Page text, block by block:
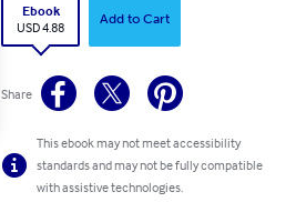
Ebook
USD 4.88
Add to Cart
Share
This ebook may not meet accessibility
standards and may not be fully compatible
with assistive technologies.